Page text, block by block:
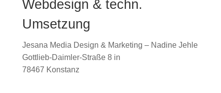
Webdesign & techn.
Umsetzung
Jesana Media Design & Marketing – Nadine Jehle
Gottlieb-Daimler-Straße 8 in
78467 Konstanz